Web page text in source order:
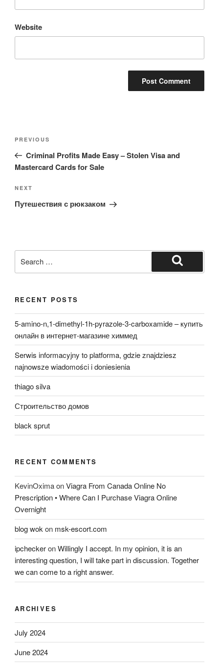
Website
Previous
Post
PREVIOUS
Criminal Profits Made Easy – Stolen Visa and
Mastercard Cards for Sale
Next
Post
NEXT
Путешествия с рюкзаком
for:
Search
RECENT POSTS
5-amino-n,1-dimethyl-1h-pyrazole-3-carboxamide – купить
онлайн в интернет-магазине химмед
Serwis informacyjny to platforma, gdzie znajdziesz
najnowsze wiadomości i doniesienia
thiago silva
Строительство домов
black sprut
RECENT COMMENTS
KevinOximaonViagra From Canada Online No
Prescription • Where Can I Purchase Viagra Online
Overnight
blog wokon msk-escort.com
ipcheckeronWillingly I accept. In my opinion, it is an
interesting question, I will take part in discussion. Together
we can come to a right answer.
ARCHIVES
July 2024
June 2024